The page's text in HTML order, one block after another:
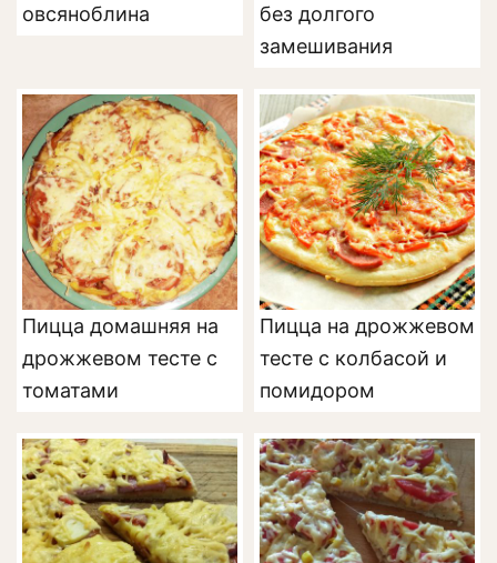
овсяноблина
без долгого
замешивания
Пицца домашняя на
дрожжевом тесте с
томатами
Пицца на дрожжевом
тесте с колбасой и
помидором